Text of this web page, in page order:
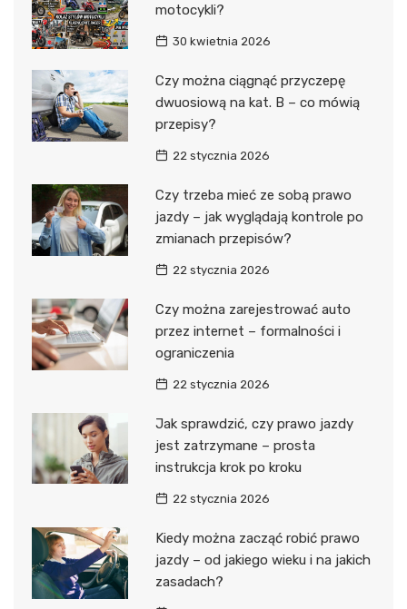
motocykli?
30 kwietnia 2026
Czy można ciągnąć przyczepę
dwuosiową na kat. B – co mówią
przepisy?
22 stycznia 2026
Czy trzeba mieć ze sobą prawo
jazdy – jak wyglądają kontrole po
zmianach przepisów?
22 stycznia 2026
Czy można zarejestrować auto
przez internet – formalności i
ograniczenia
22 stycznia 2026
Jak sprawdzić, czy prawo jazdy
jest zatrzymane – prosta
instrukcja krok po kroku
22 stycznia 2026
Kiedy można zacząć robić prawo
jazdy – od jakiego wieku i na jakich
zasadach?